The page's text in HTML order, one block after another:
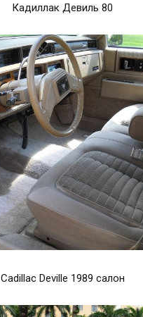
Кадиллак Девиль 80
Cadillac Deville 1989 салон